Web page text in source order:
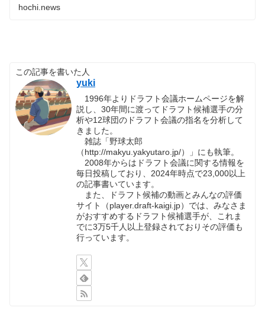
hochi.news
この記事を書いた人
yuki
1996年よりドラフト会議ホームページを解
説し、30年間に渡ってドラフト候補選手の分
析や12球団のドラフト会議の指名を分析して
きました。
雑誌「野球太郎
（http://makyu.yakyutaro.jp/）」にも執筆。
2008年からはドラフト会議に関する情報を
毎日投稿しており、2024年時点で23,000以上
の記事書いています。
また、ドラフト候補の動画とみんなの評価
サイト（player.draft-kaigi.jp）では、みなさま
がおすすめするドラフト候補選手が、これま
でに3万5千人以上登録されておりその評価も
行っています。